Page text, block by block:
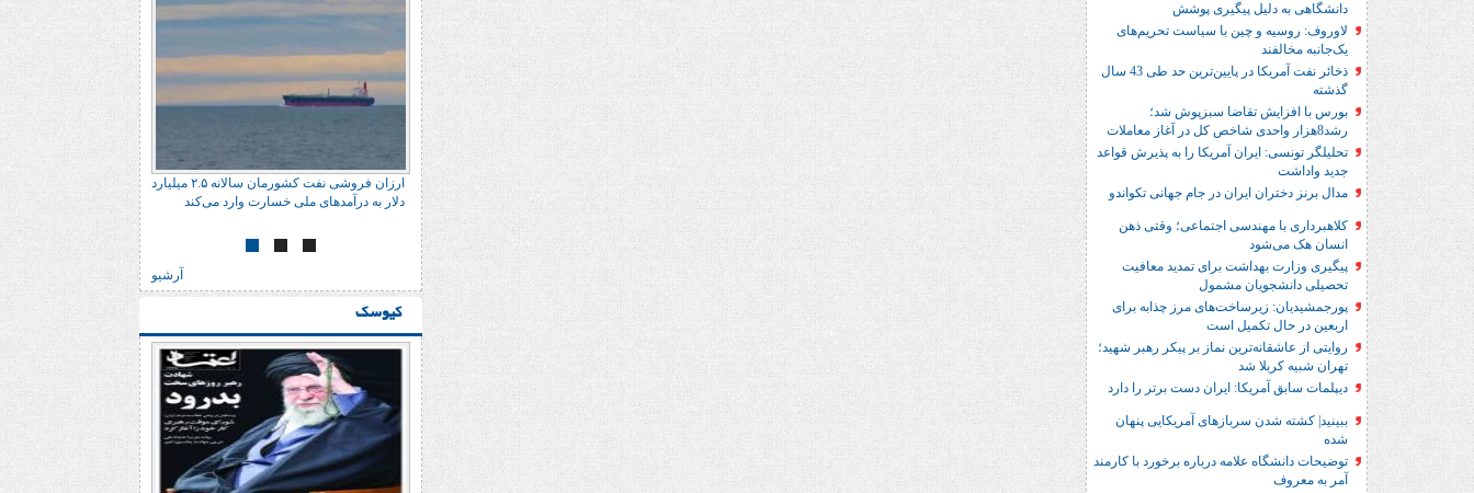
دانشگاهی به دلیل پیگیری پوشش
لاوروف: روسیه و چین با سیاست تحریم‌های
یک‌جانبه مخالفند
ذخائر نفت آمریکا در پایین‌ترین حد طی 43 سال
گذشته
بورس با افزایش تقاضا سبزپوش شد؛
رشد8هزار واحدی شاخص کل در آغاز معاملات
تحلیلگر تونسی: ایران آمریکا را به پذیرش قواعد
جدید واداشت
مدال برنز دختران ایران در جام جهانی تکواندو
کلاهبرداری با مهندسی اجتماعی؛ وقتی ذهن
انسان هک می‌شود
پیگیری وزارت بهداشت برای تمدید معافیت
تحصیلی دانشجویان مشمول
پورجمشیدیان: زیرساخت‌های مرز چذابه برای
اربعین در حال تکمیل است
روایتی از عاشقانه‌ترین نماز بر پیکر رهبر شهید؛‌
تهران‌ شبیه کربلا شد
دیپلمات سابق آمریکا: ایران دست برتر را دارد
ببینید| کشته شدن سربازهای آمریکایی پنهان
شده
توضیحات دانشگاه علامه درباره برخورد با کارمند
آمر به معروف
ارزان فروشی نفت کشورمان سالانه ٢.۵ میلیارد
دلار به درآمدهای ملی خسارت وارد می‌کند
مدیریت دلار با حراج معکوس هفت باغ مهربانی
آرشیو
کیوسک